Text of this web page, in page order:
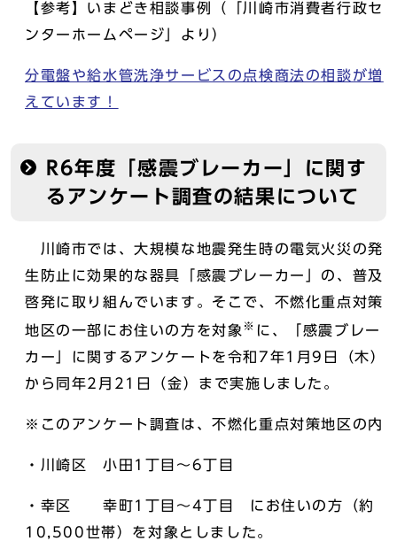
【参考】いまどき相談事例（「川崎市消費者行政セ
ンターホームページ」より）
分電盤や給水管洗浄サービスの点検商法の相談が増
えています！
R6年度「感震ブレーカー」に関す
るアンケート調査の結果について
川崎市では、大規模な地震発生時の電気火災の発
生防止に効果的な器具「感震ブレーカー」の、普及
啓発に取り組んでいます。そこで、不燃化重点対策
地区の一部にお住いの方を対象 ※ に、「感震ブレー
カー」に関するアンケートを令和7年1月9日（木）
から同年2月21日（金）まで実施しました。
※このアンケート調査は、不燃化重点対策地区の内
・川崎区 小田1丁目～6丁目
・幸区 幸町1丁目～4丁目 にお住いの方（約
10,500世帯）を対象としました。